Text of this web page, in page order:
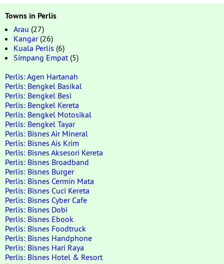
Towns in Perlis
Arau (27)
Kangar(26)
Kuala Perlis (6)
Simpang Empat(5)
Perlis: Agen Hartanah
Perlis: Bengkel Basikal
Perlis: Bengkel Besi
Perlis: Bengkel Kereta
Perlis: Bengkel Motosikal
Perlis: Bengkel Tayar
Perlis: Bisnes Air Mineral
Perlis: Bisnes Ais Krim
Perlis: Bisnes Aksesori Kereta
Perlis: Bisnes Broadband
Perlis: Bisnes Burger
Perlis: Bisnes Cermin Mata
Perlis: Bisnes Cuci Kereta
Perlis: Bisnes Cyber Cafe
Perlis: Bisnes Dobi
Perlis: Bisnes Ebook
Perlis: Bisnes Foodtruck
Perlis: Bisnes Handphone
Perlis: Bisnes Hari Raya
Perlis: Bisnes Hotel & Resort